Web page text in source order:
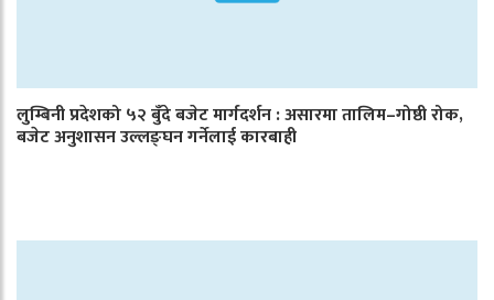
लुम्बिनी प्रदेशको ५२ बुँदे बजेट मार्गदर्शन : असारमा तालिम–गोष्ठी रोक,
बजेट अनुशासन उल्लङ्घन गर्नेलाई कारबाही